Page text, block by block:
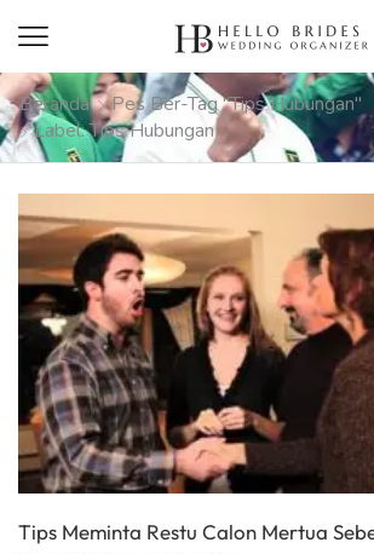
Beranda
Pes Ber-Tag "tips Hubungan"
Label: Tips Hubungan
Tips Meminta Restu Calon Mertua